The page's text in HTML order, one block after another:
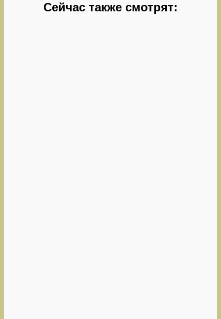
Сейчас также смотрят: